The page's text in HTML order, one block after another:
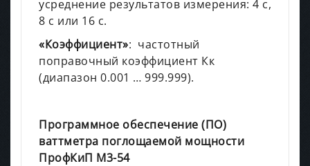
усреднение результатов измерения: 4 с,
8 с или 16 с.
«Коэффициент»: частотный
поправочный коэффициент Кк
(диапазон 0.001 … 999.999).
Программное обеспечение (ПО)
ваттметра поглощаемой мощности
ПрофКиП М3-54